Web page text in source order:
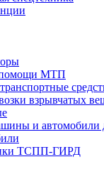
помощи МТП
взрывчатых
и
ТСПП-ГИРД